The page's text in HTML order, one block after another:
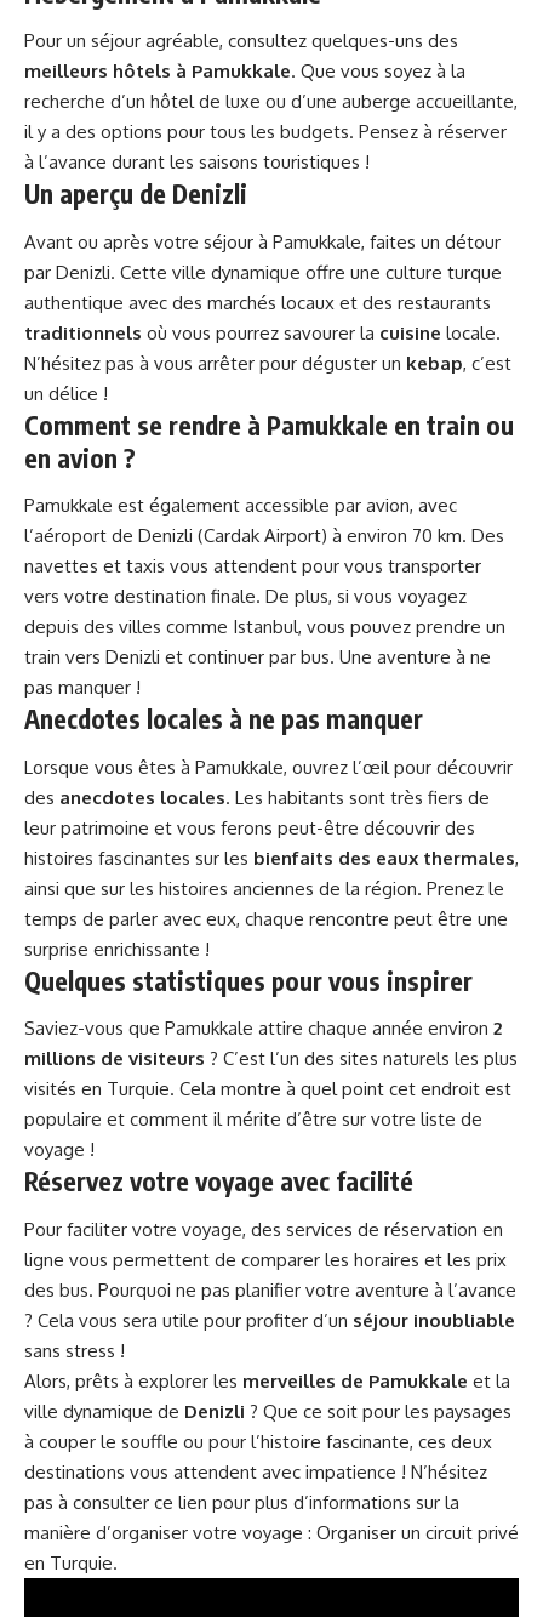
Pour un séjour agréable, consultez quelques-uns des
meilleurs hôtels à Pamukkale. Que vous soyez à la
recherche d’un hôtel de luxe ou d’une auberge accueillante,
il y a des options pour tous les budgets. Pensez à réserver
à l’avance durant les saisons touristiques !
Un aperçu de Denizli
Avant ou après votre séjour à Pamukkale, faites un détour
par Denizli. Cette ville dynamique offre une culture turque
authentique avec des marchés locaux et des restaurants
traditionnels où vous pourrez savourer la cuisine locale.
N’hésitez pas à vous arrêter pour déguster un kebap, c’est
un délice !
Comment se rendre à Pamukkale en train ou
en avion ?
Pamukkale est également accessible par avion, avec
l’aéroport de Denizli (Cardak Airport) à environ 70 km. Des
navettes et taxis vous attendent pour vous transporter
vers votre destination finale. De plus, si vous voyagez
depuis des villes comme Istanbul, vous pouvez prendre un
train vers Denizli et continuer par bus. Une aventure à ne
pas manquer !
Anecdotes locales à ne pas manquer
Lorsque vous êtes à Pamukkale, ouvrez l’œil pour découvrir
des anecdotes locales. Les habitants sont très fiers de
leur patrimoine et vous ferons peut-être découvrir des
histoires fascinantes sur les bienfaits des eaux thermales,
ainsi que sur les histoires anciennes de la région. Prenez le
temps de parler avec eux, chaque rencontre peut être une
surprise enrichissante !
Quelques statistiques pour vous inspirer
Saviez-vous que Pamukkale attire chaque année environ 2
millions de visiteurs ? C’est l’un des sites naturels les plus
visités en Turquie. Cela montre à quel point cet endroit est
populaire et comment il mérite d’être sur votre liste de
voyage !
Réservez votre voyage avec facilité
Pour faciliter votre voyage, des services de réservation en
ligne vous permettent de comparer les horaires et les prix
des bus. Pourquoi ne pas planifier votre aventure à l’avance
? Cela vous sera utile pour profiter d’un séjour inoubliable
sans stress !
Alors, prêts à explorer les merveilles de Pamukkale et la
ville dynamique de Denizli ? Que ce soit pour les paysages
à couper le souffle ou pour l’histoire fascinante, ces deux
destinations vous attendent avec impatience ! N’hésitez
pas à consulter ce lien pour plus d’informations sur la
manière d’organiser votre voyage : Organiser un circuit privé
en Turquie.